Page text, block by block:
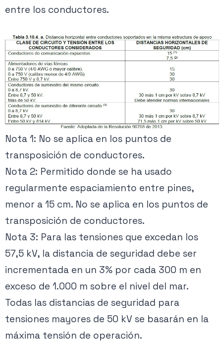
entre los conductores.
Nota 1: No se aplica en los puntos de
transposición de conductores.
Nota 2: Permitido donde se ha usado
regularmente espaciamiento entre pines,
menor a 15 cm. No se aplica en los puntos de
transposición de conductores.
Nota 3: Para las tensiones que excedan los
57,5 kV, la distancia de seguridad debe ser
incrementada en un 3% por cada 300 m en
exceso de 1.000 m sobre el nivel del mar.
Todas las distancias de seguridad para
tensiones mayores de 50 kV se basarán en la
máxima tensión de operación.